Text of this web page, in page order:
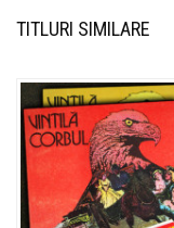
TITLURI SIMILARE